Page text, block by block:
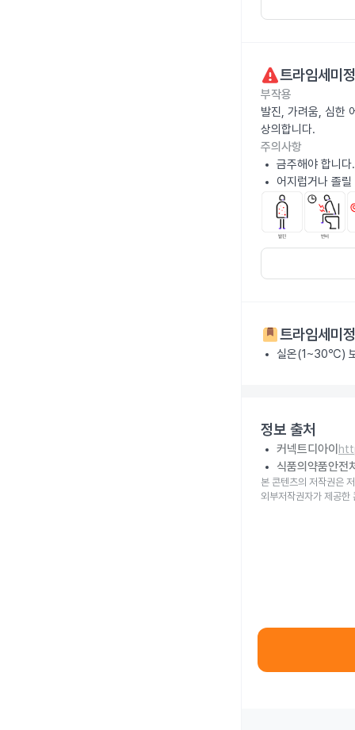
트라임세미정
부작용
발진, 가려움, 심한
상의합니다.
주의사항
금주해야 합니다.
어지럽거나 졸
트라임세미정
실온(1~30℃)
정보 출처
커넥트디아이
식품의약품안전
본 콘텐츠의 저작권은
외부저작권자가 제공한